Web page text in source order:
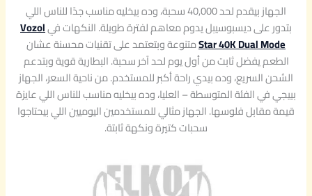
الجهاز بيقدم لحد 40,000 سحبة، وده بيخليه مناسب جدًا للناس اللي
بتدور على ديسبوسيبل يدوم معاهم لفترة طويلة. النكهات فيVozol
Star 40K Dual Modeمتنوعة وبتعتمد على تقنيات محسنة عشان
الطعم يفضل ثابت من أول يوم لحد آخر سحبة. البطارية قوية وبتدعم
الشحن السريع، وده بيدي راحة أكبر للمستخدم. من ناحية السعر، الجهاز
بييجي في الفئة المتوسطة – العليا، وده بيخليه مناسب للناس اللي عايزة
قيمة مقابل فلوسها. الجهاز مثالي للمستخدمين اليوميين اللي بيحتاجوا
سحبات كتيرة ونكهة ثابتة.